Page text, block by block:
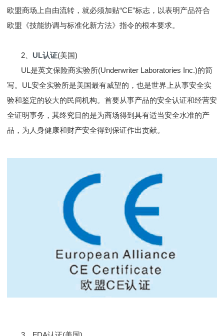
欧盟商场上自由流转，就必须加贴“CE”标志，以表明产品符合
欧盟《技能协调与标准化新方法》指令的根本要求。
2、 UL认证(美国)
UL是英文保险商实验所(Underwriter Laboratories Inc.)的简
写。UL安全实验所是美国最有威望的，也是世界上从事安全实
验和鉴定的较大的民间机构。首要从事产品的安全认证和经营安
全证明事务，其终究目的是为商场得到具有适当安全水准的产
品，为人身健康和财产安全得到保证作出贡献。